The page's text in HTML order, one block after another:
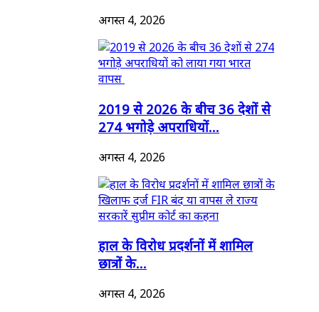
अगस्त 4, 2026
2019 से 2026 के बीच 36 देशों से
274 भगोड़े अपराधियों...
अगस्त 4, 2026
हाल के विरोध प्रदर्शनों में शामिल
छात्रों के...
अगस्त 4, 2026